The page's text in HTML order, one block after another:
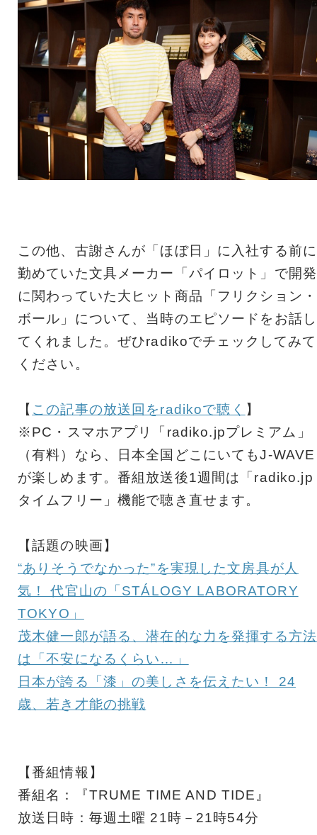
この他、古謝さんが「ほぼ日」に入社する前に
勤めていた文具メーカー「パイロット」で開発
に関わっていた大ヒット商品「フリクション・
ボール」について、当時のエピソードをお話し
てくれました。ぜひradikoでチェックしてみて
ください。
【 この記事の放送回をradikoで聴く 】
※PC・スマホアプリ「radiko.jpプレミアム」
（有料）なら、日本全国どこにいてもJ-WAVE
が楽しめます。番組放送後1週間は「radiko.jp
タイムフリー」機能で聴き直せます。
【話題の映画】
“ありそうでなかった”を実現した文房具が人
気！ 代官山の「STÁLOGY LABORATORY
TOKYO」
茂木健一郎が語る、潜在的な力を発揮する方法
は「不安になるくらい…」
日本が誇る「漆」の美しさを伝えたい！ 24
歳、若き才能の挑戦
【番組情報】
番組名：『TRUME TIME AND TIDE』
放送日時：毎週土曜 21時－21時54分